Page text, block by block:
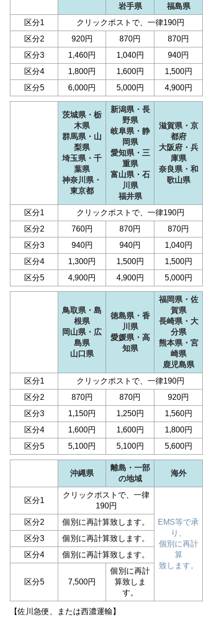
岩手県
福島県
区分1
クリックポストで、一律190円
区分2
920円 870円
870円
区分3
1,460円 1,040円
940円
区分4
1,800円 1,600円
1,500円
区分5
6,000円 5,000円 4,900円
茨城県・栃
木県
群馬県・山
梨県
埼玉県・千
葉県
神奈川県・
東京都
新潟県・長
野県
岐阜県・静
岡県
愛知県・三
重県
富山県・石
川県
福井県
滋賀県・京
都府
大阪府・兵
庫県
奈良県・和
歌山県
区分1
クリックポストで、一律190円
区分2
760円 870円
870円
区分3
940円 940円
1,040円
区分4
1,300円 1,500円
1,500円
区分5
4,900円 4,900円 5,000円
鳥取県・島
根県
岡山県・広
島県
山口県
徳島県・香
川県
愛媛県・高
知県
福岡県・佐
賀県
長崎県・大
分県
熊本県・宮
崎県
鹿児島県
区分1
クリックポストで、一律190円
区分2
870円 870円
920円
区分3
1,150円 1,250円
1,560円
区分4
1,600円 1,600円
1,800円
区分5
5,100円 5,100円 5,600円
沖縄県
離島・一部
の地域
海外
区分1
クリックポストで、一律
190円
EMS等で承
り、
個別に再計
算
致します。
区分2
個別に再計算致します。
区分3
個別に再計算致します。
区分4
個別に再計算致します。
区分5 7,500円
個別に再計
算致しま
す。
【佐川急便、または西濃運輸】